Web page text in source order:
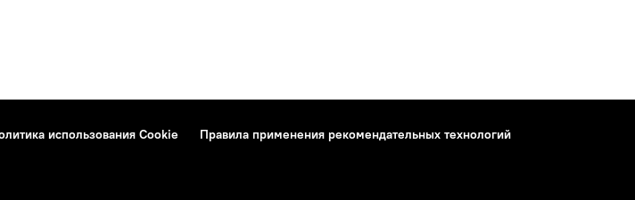
использования Cookie
Правила применения рекомендательных технологий